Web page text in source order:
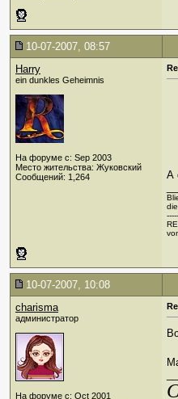
10-07-2007, 08:57
Harry
ein dunkles Geheimnis
На форуме с: Sep 2003
Место жительства: Жуковский
Сообщений: 1,264
А
10-07-2007, 10:08
charisma
администратор
На форуме с: Oct 2001